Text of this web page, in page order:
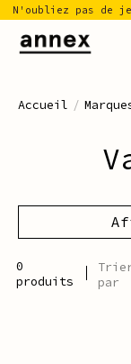
N'oubliez pas de
Accueil /
0
produits
par